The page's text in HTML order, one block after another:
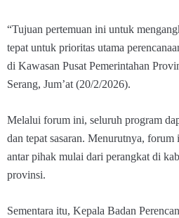
“Tujuan pertemuan ini untuk
tepat untuk prioritas utama
di Kawasan Pusat Pemerintahan
Serang, Jum’at (20/2/2026).
Melalui forum ini, seluruh program
dan tepat sasaran. Menurutnya,
antar pihak mulai dari perangkat di
provinsi.
Sementara itu, Kepala Badan